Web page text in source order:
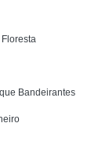
Bandeirantes